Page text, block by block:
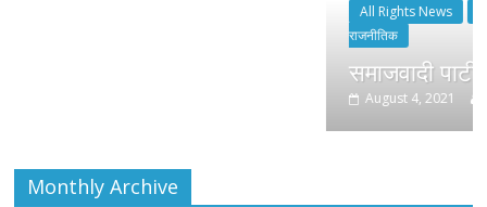
Uttar Pradesh
राजनीति
समाजवादी पार्टी ने किया महंगाई के खिलाफ
Editor All Rights 0
Monthly Archive